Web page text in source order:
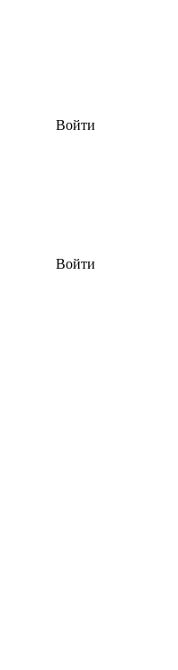
Войти
Войти